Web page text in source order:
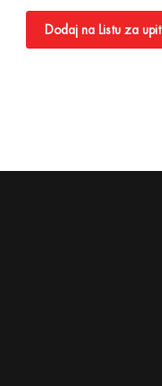
Dodaj na Listu za upit